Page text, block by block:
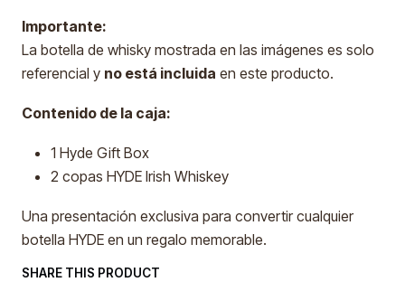
Importante:
La botella de whisky mostrada en las imágenes es solo
referencial y no está incluida en este producto.
Contenido de la caja:
1 Hyde Gift Box
2 copas HYDE Irish Whiskey
Una presentación exclusiva para convertir cualquier
botella HYDE en un regalo memorable.
SHARE THIS PRODUCT